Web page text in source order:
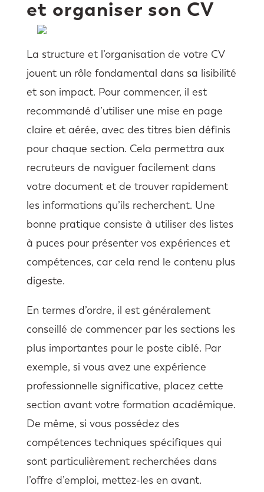
et organiser son CV
La structure et l’organisation de votre CV
jouent un rôle fondamental dans sa lisibilité
et son impact. Pour commencer, il est
recommandé d’utiliser une mise en page
claire et aérée, avec des titres bien définis
pour chaque section. Cela permettra aux
recruteurs de naviguer facilement dans
votre document et de trouver rapidement
les informations qu’ils recherchent. Une
bonne pratique consiste à utiliser des listes
à puces pour présenter vos expériences et
compétences, car cela rend le contenu plus
digeste.
En termes d’ordre, il est généralement
conseillé de commencer par les sections les
plus importantes pour le poste ciblé. Par
exemple, si vous avez une expérience
professionnelle significative, placez cette
section avant votre formation académique.
De même, si vous possédez des
compétences techniques spécifiques qui
sont particulièrement recherchées dans
l’offre d’emploi, mettez-les en avant.